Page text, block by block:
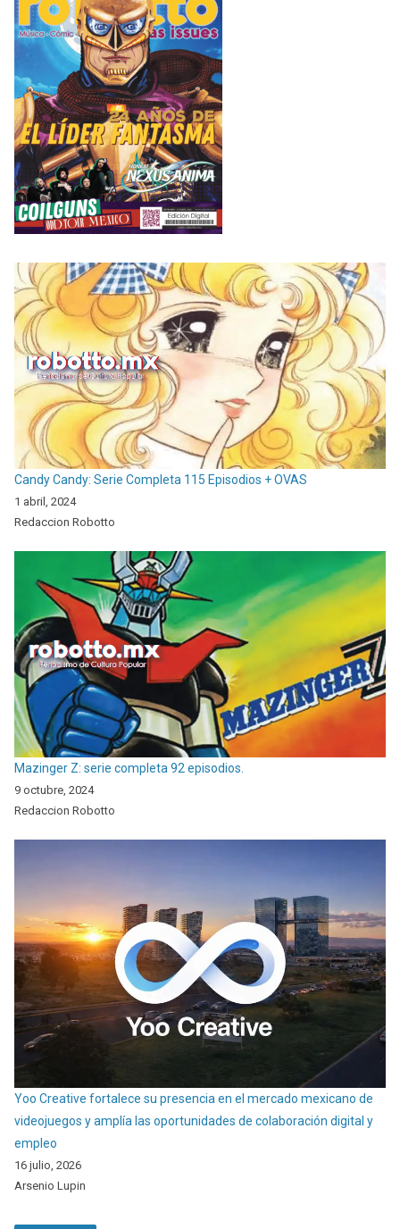
Candy Candy: Serie Completa 115 Episodios + OVAS
1 abril, 2024
Redaccion Robotto
Mazinger Z: serie completa 92 episodios.
9 octubre, 2024
Redaccion Robotto
Yoo Creative fortalece su presencia en el mercado mexicano de
videojuegos y amplía las oportunidades de colaboración digital y
empleo
16 julio, 2026
Arsenio Lupin